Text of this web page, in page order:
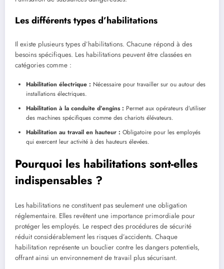
Les différents types d’habilitations
Il existe plusieurs types d’habilitations. Chacune répond à des
besoins spécifiques. Les habilitations peuvent être classées en
catégories comme :
Habilitation électrique : Nécessaire pour travailler sur ou autour des
installations électriques.
Habilitation à la conduite d’engins : Permet aux opérateurs d’utiliser
des machines spécifiques comme des chariots élévateurs.
Habilitation au travail en hauteur : Obligatoire pour les employés
qui exercent leur activité à des hauteurs élevées.
Pourquoi les habilitations sont-elles
indispensables ?
Les habilitations ne constituent pas seulement une obligation
réglementaire. Elles revêtent une importance primordiale pour
protéger les employés. Le respect des procédures de sécurité
réduit considérablement les risques d’accidents. Chaque
habilitation représente un bouclier contre les dangers potentiels,
offrant ainsi un environnement de travail plus sécurisant.